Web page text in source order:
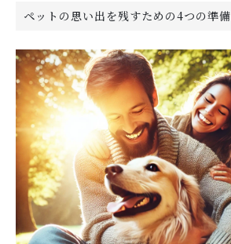
ペットの思い出を残すための4つの準備